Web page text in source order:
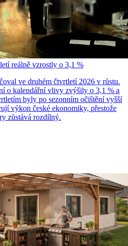
reálně vzrostly o 3,1 %
ve druhém čtvrtletí 2026 v růstu.
o kalendářní vlivy zvýšily o 3,1 % a
byly po sezonním očištění vyšší
výkon české ekonomiky, přestože
zůstává rozdílný.